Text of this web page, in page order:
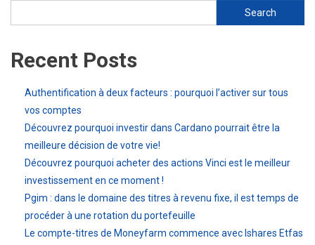
Search
Recent Posts
Authentification à deux facteurs : pourquoi l’activer sur tous
vos comptes
Découvrez pourquoi investir dans Cardano pourrait être la
meilleure décision de votre vie!
Découvrez pourquoi acheter des actions Vinci est le meilleur
investissement en ce moment !
Pgim : dans le domaine des titres à revenu fixe, il est temps de
procéder à une rotation du portefeuille
Le compte-titres de Moneyfarm commence avec Ishares Etfas